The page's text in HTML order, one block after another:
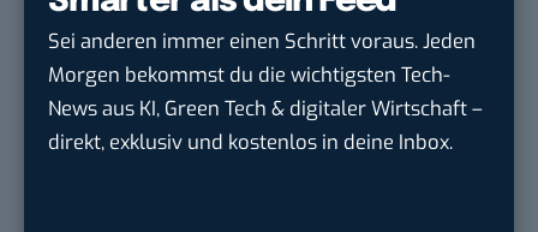
Sei anderen immer einen Schritt voraus. Jeden
Morgen bekommst du die wichtigsten Tech-
News aus KI, Green Tech & digitaler Wirtschaft –
direkt, exklusiv und kostenlos in deine Inbox.
Präzisionsfermentation, um bioidentische
Milchproteine herzustellen, während Simply V und
Violife pflanzliche Basiszutaten verwenden. Happy
Cashew und Nurishh bieten ebenfalls vegane